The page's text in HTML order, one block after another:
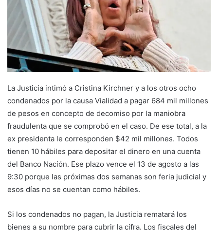
La Justicia intimó a Cristina Kirchner y a los otros ocho
condenados por la causa Vialidad a pagar 684 mil millones
de pesos en concepto de decomiso por la maniobra
fraudulenta que se comprobó en el caso. De ese total, a la
ex presidenta le corresponden $42 mil millones. Todos
tienen 10 hábiles para depositar el dinero en una cuenta
del Banco Nación. Ese plazo vence el 13 de agosto a las
9:30 porque las próximas dos semanas son feria judicial y
esos días no se cuentan como hábiles.
Si los condenados no pagan, la Justicia rematará los
bienes a su nombre para cubrir la cifra. Los fiscales del